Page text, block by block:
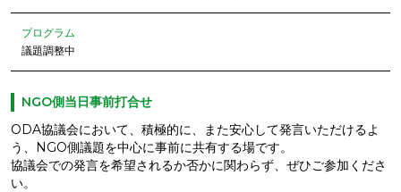
プログラム
議題調整中
NGO側当日事前打合せ
ODA協議会において、積極的に、また安心して発言いただけるよ
う、NGO側議題を中心に事前に共有する場です。
協議会での発言を希望されるか否かに関わらず、ぜひご参加くださ
い。